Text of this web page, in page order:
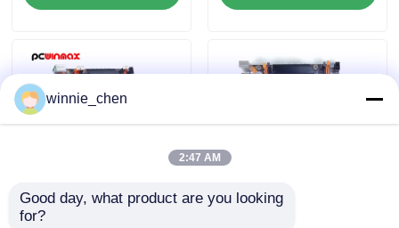
연락주세요
인용문을 요구하세요
마이닝 그래픽 카드
X99 게임 메인보드 데
winnie_chen
2:47 AM
Good day, what product are you looking
for?